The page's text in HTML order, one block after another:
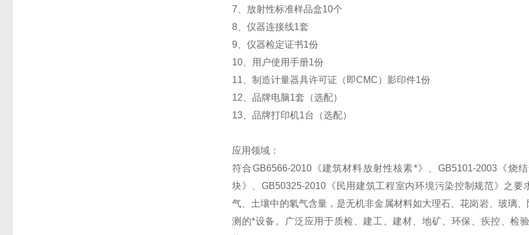
7、放射性标准样品盒10个
8、仪器连接线1套
9、仪器检定证书1份
10、用户使用手册1份
11、制造计量器具许可证（即CMC）影印件1份
12、品牌电脑1套（选配）
13、品牌打印机1台（选配）
应用领域：
符合GB6566-2010《建筑材料放射性核素*》、GB5101-2003《烧
块》、GB50325-2010《民用建筑工程室内环境污染控制规范》之
气、土壤中的氡气含量，是无机非金属材料如大理石、花岗岩、玻璃
测的*设备。广泛应用于质检、建工、建材、地矿、环保、疾控、检